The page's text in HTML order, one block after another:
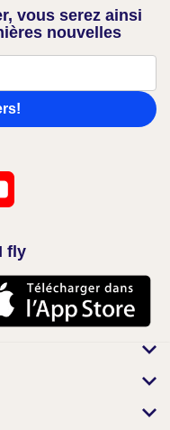
vous serez ainsi
nouvelles
fly